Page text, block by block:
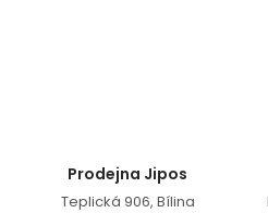
Prodejna Jipos
Teplická 906, Bílina